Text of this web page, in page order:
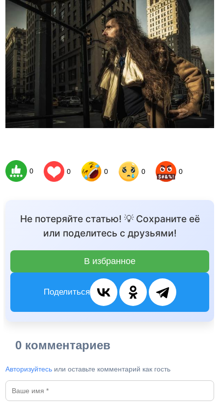
0 0 0 0 0
Не потеряйте статью! 💡 Сохраните её
или поделитесь с друзьями!
В избранное
Поделиться
0 комментариев
Авторизуйтесь или оставьте комментарий как гость